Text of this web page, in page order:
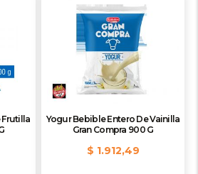
Frutilla
Yogur Bebible Entero De Vainilla
Gran Compra 900 G
$ 1.912,49